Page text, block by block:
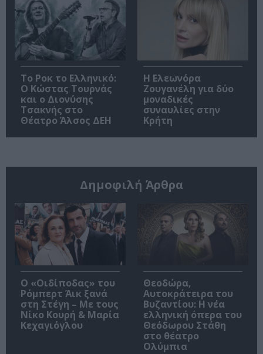
Το Ροκ το Ελληνικό:
Ο Κώστας Τουρνάς
και ο Διονύσης
Τσακνής στο
Θέατρο Άλσος ΔΕΗ
Η Ελεωνόρα
Ζουγανέλη για δύο
μοναδικές
συναυλίες στην
Κρήτη
Δημοφιλή Άρθρα
O «Οιδίποδας» του
Ρόμπερτ Άικ ξανά
στη Στέγη – Με τους
Νίκο Κουρή & Μαρία
Κεχαγιόγλου
Θεοδώρα,
Αυτοκράτειρα του
Βυζαντίου: Η νέα
ελληνική όπερα του
Θεόδωρου Στάθη
στο θέατρο
Ολύμπια